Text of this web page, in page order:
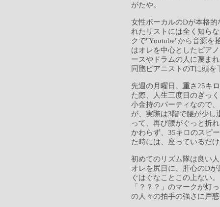
がたや。
女性ボーカルのDが本格
れたリストには全く知ら
クで"Youtube"から音源を
はオレを中心としたピア
ースやドラムの人に蔑ま
同胞ピアニストのTに頭
先週の月曜日、重さ25キ
た際、人生三度目のぎっ
小金持のパーティなので
が、実際は3階で腰が少し
って、再び腰がぐっと折
かわらず、35キロのスピ
た時には、座っているだ
初めてのリズム隊は良い
オレを尻目に、肝心のD
ぐはぐなことこの上ない
「？？？」のマークが灯
の人々の拍手の強さに戸